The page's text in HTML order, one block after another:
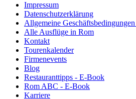
Impressum
Datenschutzerklärung
Allgemeine
Alle Ausflüge in Rom
Kontakt
Tourenkalender
Firmenevents
Blog
Restauranttipps - E-Book
Rom ABC - E-Book
Karriere